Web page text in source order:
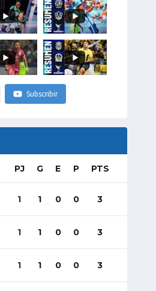
Subscribir
PJ G E P PTS
1 1 0 0 3
1 1 0 0 3
1 1 0 0 3